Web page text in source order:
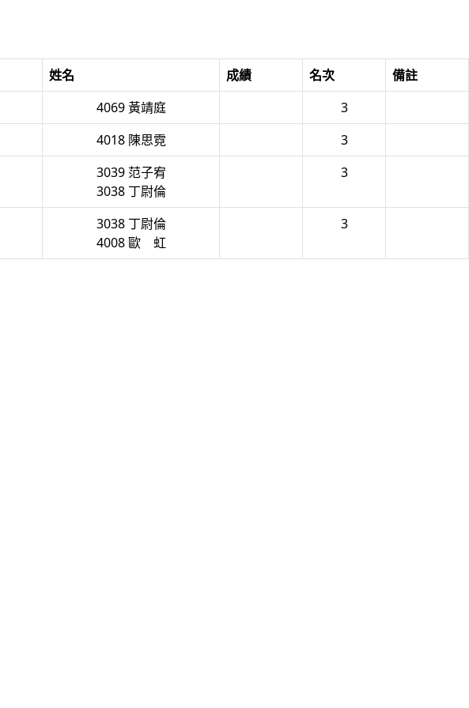
姓名 成績 名次
備註
4069 黃靖庭
3
4018 陳思霓
3
3039 范子宥
3038 丁尉倫
3
3038 丁尉倫
4008 歐 虹
3